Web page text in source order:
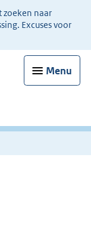
naar
Excuses voor
Menu